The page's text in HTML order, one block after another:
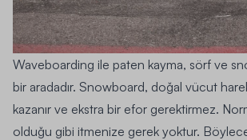
Waveboarding ile paten kayma, sörf ve
bir aradadır. Snowboard, doğal vücut
kazanır ve ekstra bir efor gerektirmez.
olduğu gibi itmenize gerek yoktur.